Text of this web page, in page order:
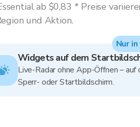
ab $0,83 * Preise
und Aktion.
Widgets auf dem
Live-Radar ohne App-Öffnen – auf
Sperr- oder Startbildschirm.
Nur